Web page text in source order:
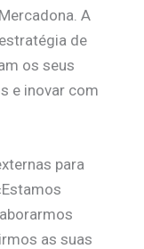
A
de
os seus
e inovar com
para
as suas